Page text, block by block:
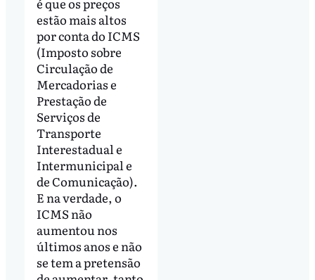
estão mais altos
por conta do ICMS
(Imposto sobre
Circulação de
Mercadorias e
Prestação de
Serviços de
Transporte
Interestadual e
Intermunicipal e
de Comunicação).
E na verdade, o
ICMS não
aumentou nos
últimos anos e não
se tem a pretensão